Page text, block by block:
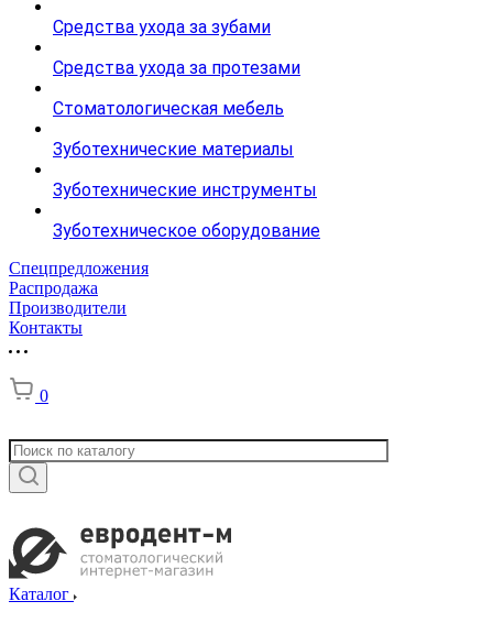
Средства ухода за зубами
Средства ухода за протезами
Стоматологическая мебель
Зуботехнические материалы
Зуботехнические инструменты
Зуботехническое оборудование
Спецпредложения
Распродажа
Производители
Контакты
0
Каталог